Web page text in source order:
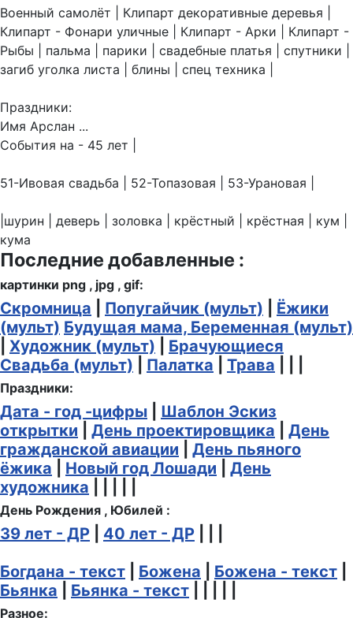
Военный самолёт | Клипарт декоративные деревья |
Клипарт - Фонари уличные | Клипарт - Арки | Клипарт -
Рыбы | пальма | парики | свадебные платья | спутники |
загиб уголка листа | блины | спец техника |
Праздники:
Имя Арслан ...
События на - 45 лет |
51-Ивовая свадьба | 52-Топазовая | 53-Урановая |
|шурин | деверь | золовка | крёстный | крёстная | кум |
кума
Последние добавленные :
картинки png , jpg , gif:
Скромница Попугайчик (мульт)
Ёжики
(мульт) Будущая мама, Беременная (мульт)
Художник (мульт)
Брачующиеся
Свадьба (мульт)
Палатка Трава
Праздники:
Дата - год -цифры
Шаблон Эскиз
открытки
День проектировщика
День
гражданской авиации
День пьяного
ёжика
Новый год Лошади
День
художника
День Рождения , Юбилей :
39 лет - ДР 40 лет - ДР
Богдана - текст
Божена Божена - текст
Бьянка
Бьянка - текст
Разное: